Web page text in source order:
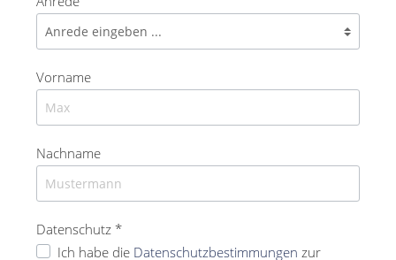
Vorname
Nachname
Datenschutz *
Ich habe die Datenschutzbestimmungen zur